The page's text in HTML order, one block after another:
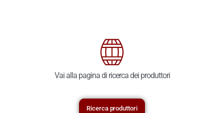
Vai alla pagina di ricerca dei produttori
Ricerca produttori